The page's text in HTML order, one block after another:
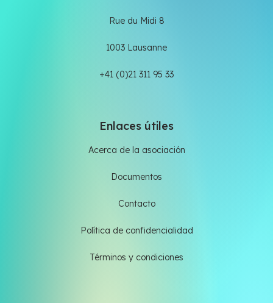
Rue du Midi 8
1003 Lausanne
+41 (0)21 311 95 33
Enlaces útiles
Acerca de la asociación
Documentos
Contacto
Política de confidencialidad
Términos y condiciones